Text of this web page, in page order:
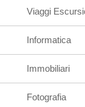
Viaggi
Informatica
Immobiliari
Fotografia